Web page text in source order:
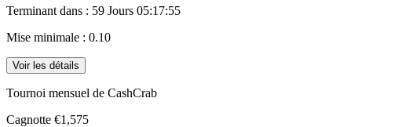
Terminant dans : 59 Jours 05:17:55
Mise minimale : 0.10
Voir les détails
Tournoi mensuel de CashCrab
Cagnotte €1,575